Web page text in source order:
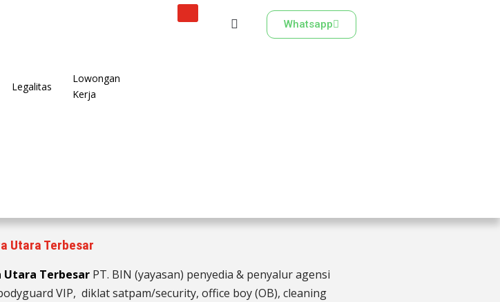
Legalitas
Lowongan
Kerja
Whatsapp
Utara Terbesar
Utara Terbesar PT. BIN (yayasan) penyedia & penyalur agensi
VIP, diklat satpam/security, office boy (OB), cleaning